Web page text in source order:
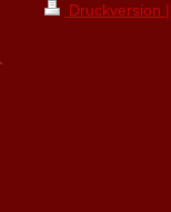
Druckversion |